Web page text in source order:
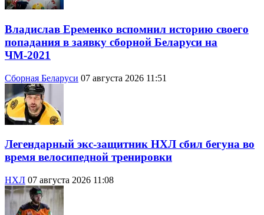
Владислав Еременко вспомнил историю своего
попадания в заявку сборной Беларуси на
ЧМ-2021
Сборная Беларуси 07 августа 2026 11:51
Легендарный экс-защитник НХЛ сбил бегуна во
время велосипедной тренировки
НХЛ 07 августа 2026 11:08